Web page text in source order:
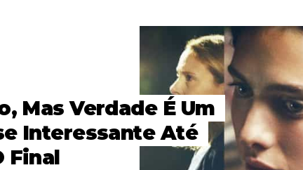
Mas Verdade É Um
Interessante Até
Final